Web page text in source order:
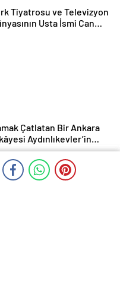
Tiyatrosu ve Televizyon
Usta İsmi Can
Çatlatan Bir Ankara
Aydınlıkevler’in
Durağı Urfa Damak
Şampiyonu Eren
Evinde Ölü Bulundu!